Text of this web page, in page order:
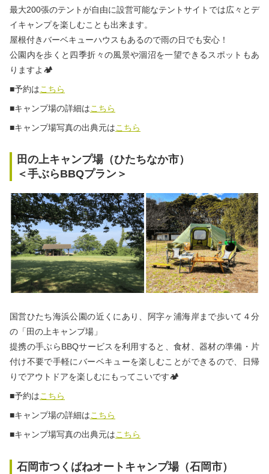
最大200張のテントが自由に設営可能なテントサイトでは広々とデ
イキャンプを楽しむことも出来ます。
屋根付きバーベキューハウスもあるので雨の日でも安心！
公園内を歩くと四季折々の風景や涸沼を一望できるスポットもあ
りますよ🏕
■予約はこちら
■キャンプ場の詳細はこちら
■キャンプ場写真の出典元はこちら
田の上キャンプ場（ひたちなか市）
＜手ぶらBBQプラン＞
国営ひたち海浜公園の近くにあり、阿字ヶ浦海岸まで歩いて４分
の「田の上キャンプ場」
提携の手ぶらBBQサービスを利用すると、食材、器材の準備・片
付け不要で手軽にバーベキューを楽しむことができるので、日帰
りでアウトドアを楽しむにもってこいです🏕
■予約はこちら
■キャンプ場の詳細はこちら
■キャンプ場写真の出典元はこちら
石岡市つくばねオートキャンプ場（石岡市）